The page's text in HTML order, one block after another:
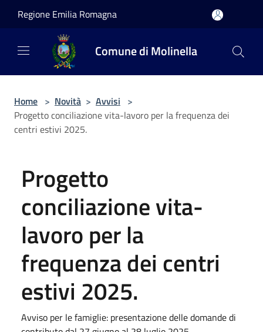
Regione Emilia Romagna
Comune di Molinella
Home > Novità > Avvisi >
Progetto conciliazione vita-lavoro per la frequenza dei
centri estivi 2025.
Progetto
conciliazione vita-
lavoro per la
frequenza dei centri
estivi 2025.
Avviso per le famiglie: presentazione delle domande di